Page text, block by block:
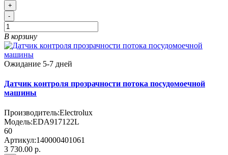
+
-
В корзину
Ожидание 5-7 дней
Датчик контроля прозрачности потока посудомоечной
машины
Производитель:Electrolux
Модель:EDA917122L
60
Артикул:140000401061
3 730.00 р.